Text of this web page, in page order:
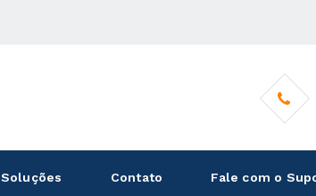
Soluções Contato Fale com o